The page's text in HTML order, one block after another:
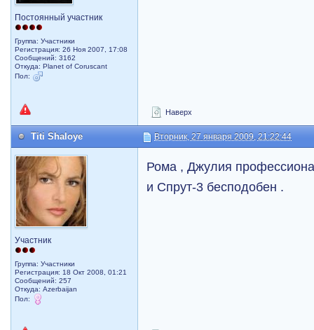
Постоянный участник
Группа: Участники
Регистрация: 26 Ноя 2007, 17:08
Сообщений: 3162
Откуда: Planet of Coruscant
Пол:
Наверх
Titi Shaloye Вторник, 27 января 2009, 21:22:44
Участник
Группа: Участники
Регистрация: 18 Окт 2008, 01:21
Сообщений: 257
Откуда: Azerbaijan
Пол:
Рома , Джулия
и Спрут-3 бесподобен .